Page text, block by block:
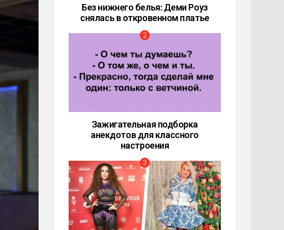
Без нижнего белья: Деми Роуз
снялась в откровенном платье
Зажигательная подборка
анекдотов для классного
настроения